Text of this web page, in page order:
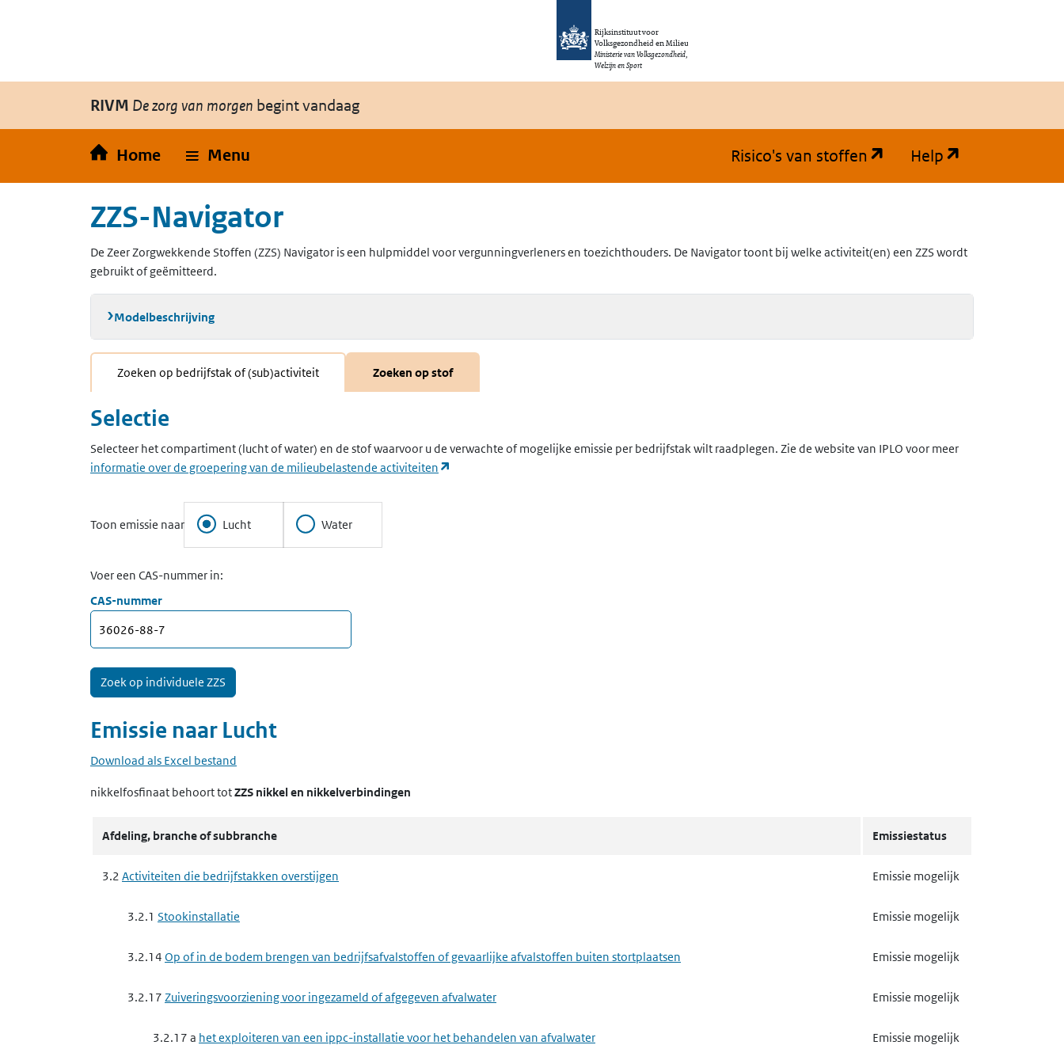
Rijksinstituut voor
Volksgezondheid en Milieu
Ministerie van Volksgezondheid,
Welzijn en Sport
RIVM De zorg van morgen begint vandaag
Home Menu Risico's van stoffen (opent in een nieuw
Help
ZZS-Navigator
De Zeer Zorgwekkende Stoffen (ZZS) Navigator is een hulpmiddel voor vergunningverleners en toezichthouders. De Navigator toont bij welke activiteit(en) een ZZS wordt
gebruikt of geëmitteerd.
Modelbeschrijving
Zoeken op bedrijfstak of (sub)activiteit Zoeken op stof
Selectie
Selecteer het compartiment (lucht of water) en de stof waarvoor u de verwachte of mogelijke emissie per bedrijfstak wilt raadplegen. Zie de website van IPLO voor meer
informatie over de groepering van de milieubelastende activiteiten
Toon emissie naar Lucht Water
Voer een CAS-nummer in:
CAS-nummer
Emissie naar Lucht
Download als Excel bestand
nikkelfosfinaat behoort totZZS nikkel en nikkelverbindingen
Afdeling, branche of subbranche Emissiestatus
3.2 Activiteiten die bedrijfstakken overstijgen Emissie mogelijk
3.2.1 Stookinstallatie Emissie mogelijk
3.2.14 Op of in de bodem brengen van bedrijfsafvalstoffen of gevaarlijke afvalstoffen buiten stortplaatsen Emissie mogelijk
3.2.17 Zuiveringsvoorziening voor ingezameld of afgegeven afvalwater Emissie mogelijk
3.2.17 a het exploiteren van een ippc-installatie voor het behandelen van afvalwater Emissie mogelijk